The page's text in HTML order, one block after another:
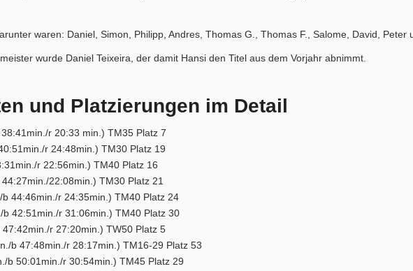
ins Nagoldtal
waren: Daniel, Simon, Philipp, Andres, Thomas G., Thomas F., Salome, David, Peter
wurde Daniel Teixeira, der damit Hansi den Titel aus dem Vorjahr abnimmt.
und Platzierungen im Detail
r 20:33 min.) TM35 Platz 7
r 24:48min.) TM30 Platz 19
r 22:56min.) TM40 Platz 16
22:08min.) TM30 Platz 21
44:46min./r 24:35min.) TM40 Platz 24
42:51min./r 31:06min.) TM40 Platz 30
r 27:20min.) TW50 Platz 5
b 47:48min./r 28:17min.) TM16-29 Platz 53
b 50:01min./r 30:54min.) TM45 Platz 29